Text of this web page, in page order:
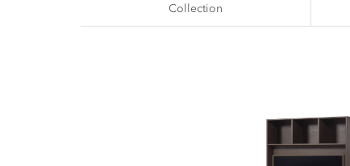
Collection